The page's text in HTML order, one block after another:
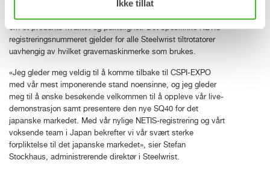
Ikke tillat
vellykket søknad og registrering i NETIS-databasen er et av
de mest effektive tiltakene for å forsikre private entreprenører
om et produkts kvalitet og pålitelighet. Det spesifikke NETIS-
registreringsnummeret gjelder for alle Steelwrist tiltrotatorer
uavhengig av hvilket gravemaskinmerke som brukes.
«Jeg gleder meg veldig til å komme tilbake til CSPI-EXPO
med vår mest imponerende stand noensinne, og jeg gleder
meg til å ønske besøkende velkommen til å oppleve vår live-
demonstrasjon samt presentere den nye SQ40 for det
japanske markedet. Med vår nylige NETIS-registrering og vårt
voksende team i Japan bekrefter vi vår svært sterke
forpliktelse til det japanske markedet», sier Stefan
Stockhaus, administrerende direktør i Steelwrist.